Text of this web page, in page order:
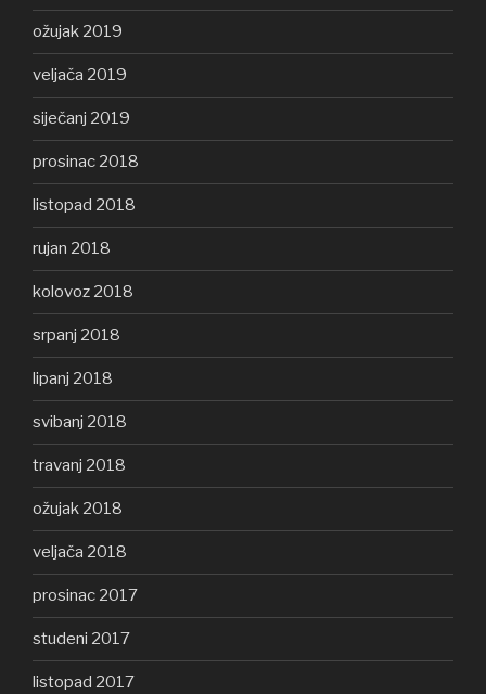
ožujak 2019
veljača 2019
siječanj 2019
prosinac 2018
listopad 2018
rujan 2018
kolovoz 2018
srpanj 2018
lipanj 2018
svibanj 2018
travanj 2018
ožujak 2018
veljača 2018
prosinac 2017
studeni 2017
listopad 2017